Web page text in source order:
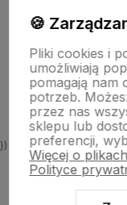
Informacje
O nas
})
🍪
Pliki cookies i
umożliwiają
pomagają nam
potrzeb.
przez nas
sklepu lub
preferencji,
Więcej o
Polityce